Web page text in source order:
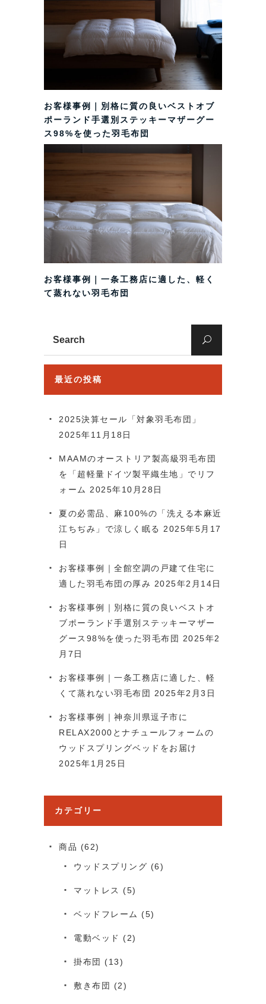
お客様事例｜別格に質の良いベストオブ
ポーランド手選別ステッキーマザーグー
ス98%を使った羽毛布団
お客様事例｜一条工務店に適した、軽く
て蒸れない羽毛布団
最近の投稿
2025決算セール「対象羽毛布団」
2025年11月18日
MAAMのオーストリア製高級羽毛布団
を「超軽量ドイツ製平織生地」でリフ
ォーム 2025年10月28日
夏の必需品、麻100%の「洗える本麻近
江ちぢみ」で涼しく眠る 2025年5月17
日
お客様事例｜全館空調の戸建て住宅に
適した羽毛布団の厚み 2025年2月14日
お客様事例｜別格に質の良いベストオ
ブポーランド手選別ステッキーマザー
グース98%を使った羽毛布団 2025年2
月7日
お客様事例｜一条工務店に適した、軽
くて蒸れない羽毛布団 2025年2月3日
お客様事例｜神奈川県逗子市に
RELAX2000とナチュールフォームの
ウッドスプリングベッドをお届け
2025年1月25日
カテゴリー
商品 (62)
ウッドスプリング (6)
マットレス (5)
ベッドフレーム (5)
電動ベッド (2)
掛布団 (13)
敷き布団 (2)